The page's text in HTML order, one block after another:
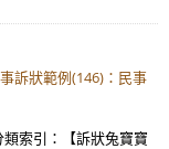
訴狀範例(146)：民事
索引：【訴狀兔寶寶